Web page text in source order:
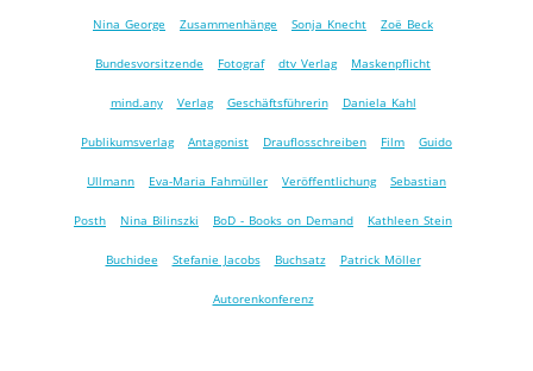
Nina George Zusammenhänge Sonja Knecht Zoë Beck
Bundesvorsitzende Fotograf dtv Verlag Maskenpflicht
mind.any Verlag Geschäftsführerin Daniela Kahl
Publikumsverlag Antagonist Drauflosschreiben Film Guido
Ullmann Eva-Maria Fahmüller Veröffentlichung Sebastian
Posth Nina Bilinszki BoD - Books on Demand Kathleen Stein
Buchidee Stefanie Jacobs Buchsatz Patrick Möller
Autorenkonferenz